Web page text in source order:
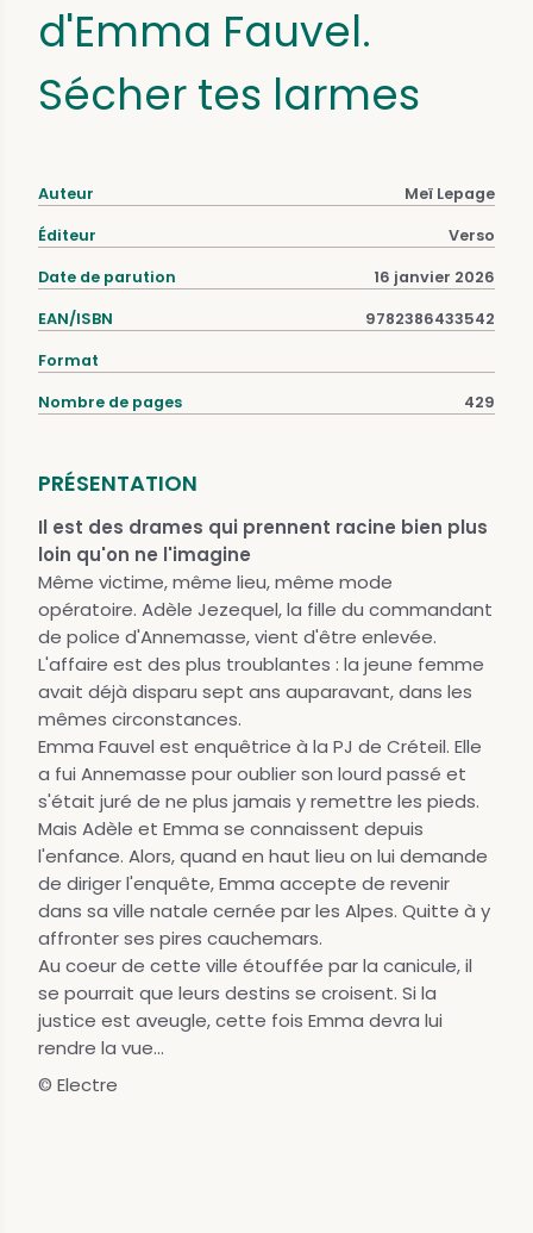
d'Emma Fauvel.
Sécher tes larmes
Auteur Meï Lepage
Éditeur Verso
Date de parution 16 janvier 2026
EAN/ISBN 9782386433542
Format
Nombre de pages 429
PRÉSENTATION
Il est des drames qui prennent racine bien plus
loin qu'on ne l'imagine
Même victime, même lieu, même mode
opératoire. Adèle Jezequel, la fille du commandant
de police d'Annemasse, vient d'être enlevée.
L'affaire est des plus troublantes : la jeune femme
avait déjà disparu sept ans auparavant, dans les
mêmes circonstances.
Emma Fauvel est enquêtrice à la PJ de Créteil. Elle
a fui Annemasse pour oublier son lourd passé et
s'était juré de ne plus jamais y remettre les pieds.
Mais Adèle et Emma se connaissent depuis
l'enfance. Alors, quand en haut lieu on lui demande
de diriger l'enquête, Emma accepte de revenir
dans sa ville natale cernée par les Alpes. Quitte à y
affronter ses pires cauchemars.
Au coeur de cette ville étouffée par la canicule, il
se pourrait que leurs destins se croisent. Si la
justice est aveugle, cette fois Emma devra lui
rendre la vue...
© Electre